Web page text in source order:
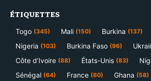
ÉTIQUETTES
Togo (345) Mali (150) Burkina (137)
Nigeria (103) Burkina Faso (96)
Côte d’Ivoire (88) États-Unis (83)
Sénégal (64) France (60) Ghana (58)